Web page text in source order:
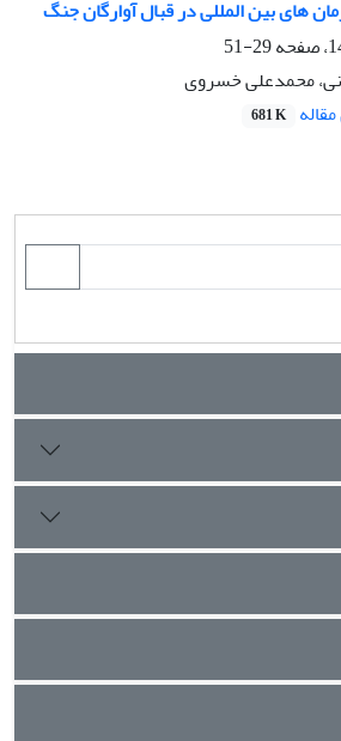
های بین المللی در قبال آوارگان جنگ
29-51
محمدعلی خسروی
681 K